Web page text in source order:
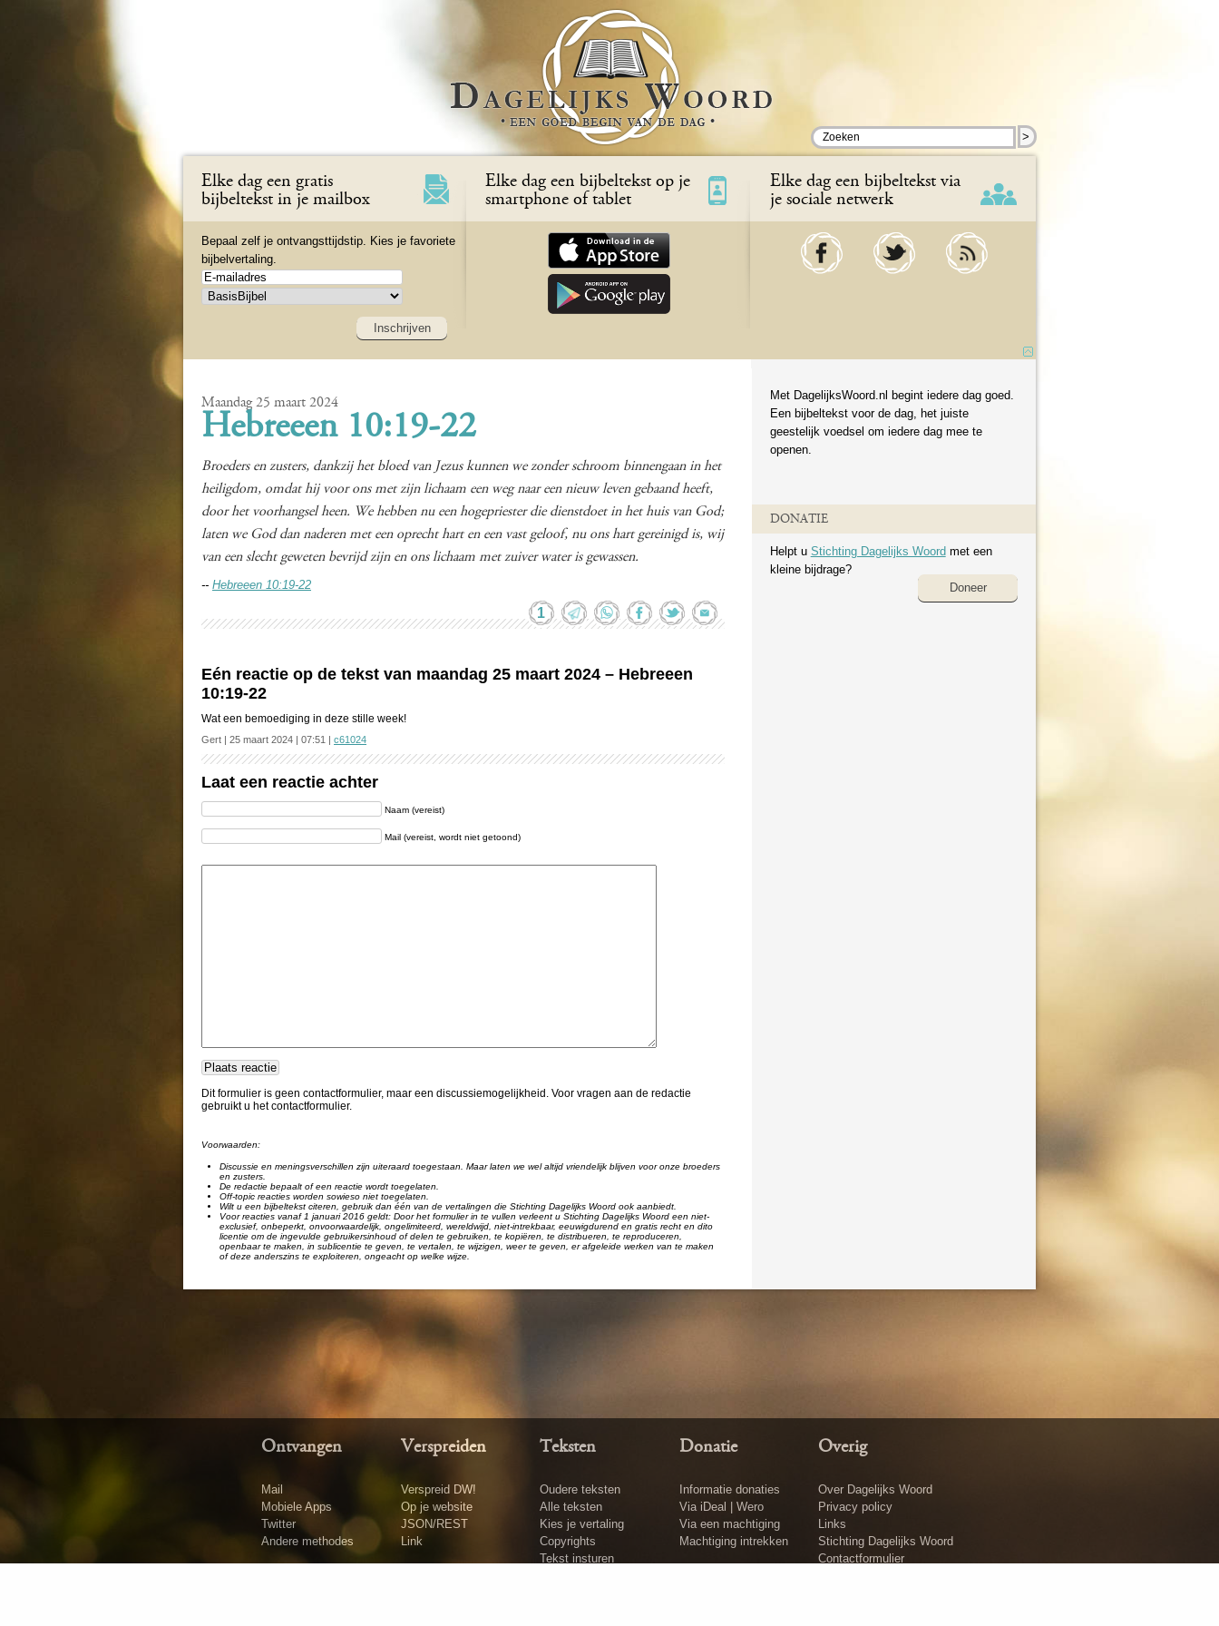
>
Elke dag een gratis
bijbeltekst in je mailbox
Bepaal zelf je ontvangsttijdstip. Kies je favoriete
bijbelvertaling.
Inschrijven
Elke dag een bijbeltekst op je
smartphone of tablet
Elke dag een bijbeltekst via
je sociale netwerk
Maandag 25 maart 2024
Hebreeen 10:19-22
Broeders en zusters, dankzij het bloed van Jezus kunnen we zonder schroom binnengaan in het
heiligdom, omdat hij voor ons met zijn lichaam een weg naar een nieuw leven gebaand heeft,
door het voorhangsel heen. We hebben nu een hogepriester die dienstdoet in het huis van God;
laten we God dan naderen met een oprecht hart en een vast geloof, nu ons hart gereinigd is, wij
van een slecht geweten bevrijd zijn en ons lichaam met zuiver water is gewassen.
-- Hebreeen 10:19-22
1
Eén reactie op de tekst van maandag 25 maart 2024 – Hebreeen
10:19-22
Wat een bemoediging in deze stille week!
Gert | 25 maart 2024 | 07:51 | c61024
Laat een reactie achter
Naam (vereist)
Mail (vereist, wordt niet getoond)
Dit formulier is geen contactformulier, maar een discussiemogelijkheid. Voor vragen aan de redactie
gebruikt u het contactformulier.
Voorwaarden:
Discussie en meningsverschillen zijn uiteraard toegestaan. Maar laten we wel altijd vriendelijk blijven voor onze broeders
en zusters.
De redactie bepaalt of een reactie wordt toegelaten.
Off-topic reacties worden sowieso niet toegelaten.
Wilt u een bijbeltekst citeren, gebruik dan één van de vertalingen die Stichting Dagelijks Woord ook aanbiedt.
Voor reacties vanaf 1 januari 2016 geldt: Door het formulier in te vullen verleent u Stichting Dagelijks Woord een niet-
exclusief, onbeperkt, onvoorwaardelijk, ongelimiteerd, wereldwijd, niet-intrekbaar, eeuwigdurend en gratis recht en dito
licentie om de ingevulde gebruikersinhoud of delen te gebruiken, te kopiëren, te distribueren, te reproduceren,
openbaar te maken, in sublicentie te geven, te vertalen, te wijzigen, weer te geven, er afgeleide werken van te maken
of deze anderszins te exploiteren, ongeacht op welke wijze.
Met DagelijksWoord.nl begint iedere dag goed.
Een bijbeltekst voor de dag, het juiste
geestelijk voedsel om iedere dag mee te
openen.
DONATIE
Helpt u Stichting Dagelijks Woord met een
kleine bijdrage?
Doneer
Ontvangen
Mail
Mobiele Apps
Twitter
Andere methodes
Verspreiden
Verspreid DW!
Op je website
JSON/REST
Link
Teksten
Oudere teksten
Alle teksten
Kies je vertaling
Copyrights
Tekst insturen
Donatie
Informatie donaties
Via iDeal | Wero
Via een machtiging
Machtiging intrekken
Overig
Over Dagelijks Woord
Privacy policy
Links
Stichting Dagelijks Woord
Contactformulier